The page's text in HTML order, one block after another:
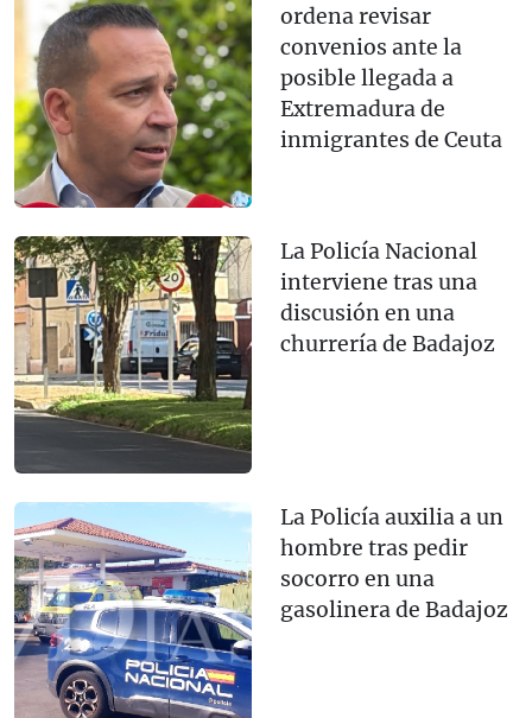
ordena revisar
convenios ante la
posible llegada a
Extremadura de
inmigrantes de Ceuta
La Policía Nacional
interviene tras una
discusión en una
churrería de Badajoz
La Policía auxilia a un
hombre tras pedir
socorro en una
gasolinera de Badajoz